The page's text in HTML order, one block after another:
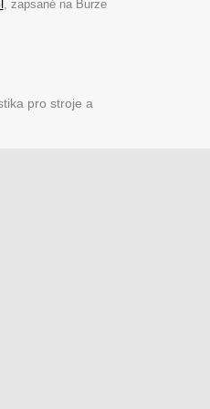
, zapsané na Burze
pro stroje a